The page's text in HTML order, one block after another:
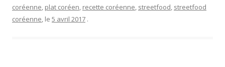
coréenne plat coréen recette coréenne streetfood streetfood
coréenne , le 5 avril 2017 .